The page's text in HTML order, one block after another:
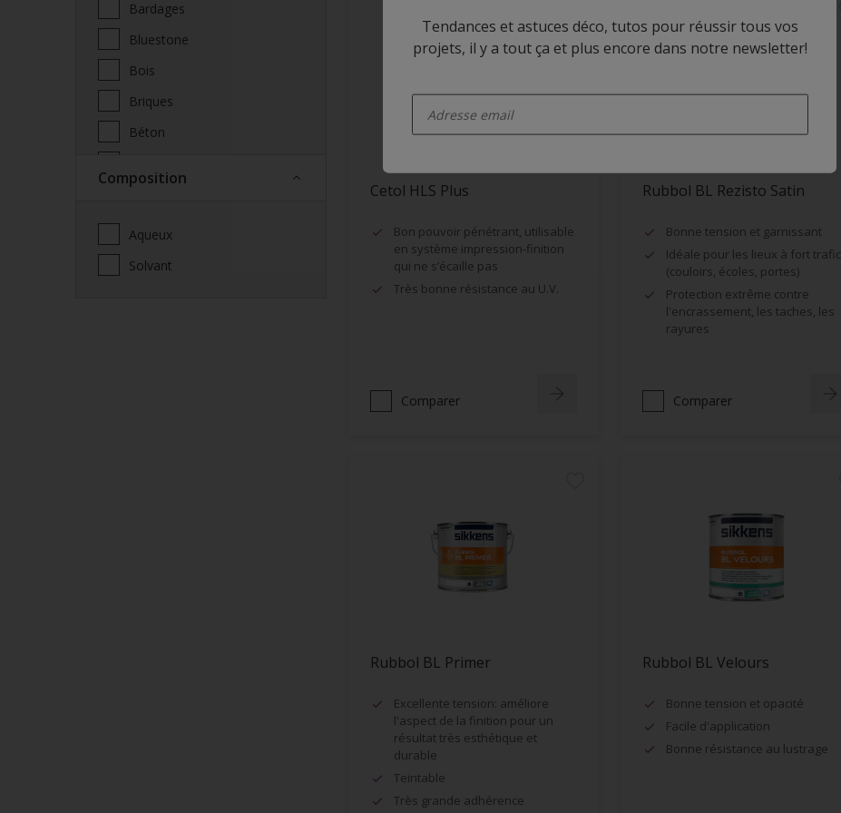
Bardages
Bluestone
Bois
Briques
Béton
Composition
Aqueux
Solvant
Cetol HLS Plus
Bon pouvoir pénétrant, utilisable
en système impression-finition
qui ne s’écaille pas
Très bonne résistance au U.V.
Comparer
Rubbol BL Rezisto Satin
Bonne tension et garnissant
Idéale pour les lieux à fort trafic
(couloirs, écoles, portes)
Protection extrême contre
l'encrassement, les taches, les
rayures
Comparer
Rubbol BL Primer
Excellente tension: améliore
l'aspect de la finition pour un
résultat très esthétique et
durable
Teintable
Très grande adhérence
Rubbol BL Velours
Bonne tension et opacité
Facile d'application
Bonne résistance au lustrage
Tendances et astuces déco, tutos pour réussir tous vos
projets, il y a tout ça et plus encore dans notre newsletter!